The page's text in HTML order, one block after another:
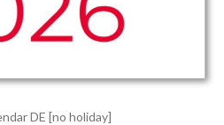
DE [no holiday]